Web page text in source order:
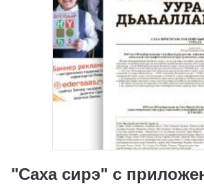
"Саха сирэ" с